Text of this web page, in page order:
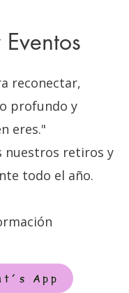
Eventos
reconectar,
profundo y
eres."
nuestros retiros y
todo el año.
App